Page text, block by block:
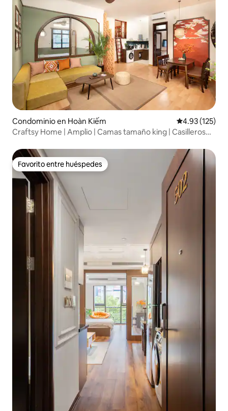
Condominio en Hoàn Kiếm Calificación
4.93 (125)
Craftsy Home | Amplio | Camas tamaño king | Casilleros
Favorito entre huéspedes
Favorito entre huéspedes